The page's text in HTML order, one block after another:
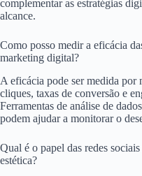
complementar as estratégias
alcance.
Como posso medir a eficácia
marketing digital?
A eficácia pode ser medida por
cliques, taxas de conversão e
Ferramentas de análise de
podem ajudar a monitorar o
Qual é o papel das redes
estética?